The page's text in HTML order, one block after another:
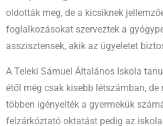
oldották meg, de a kicsiknek
foglalkozásokat szerveztek a
asszisztensek, akik az ügyeletet
A Teleki Sámuel Általános Iskola
étől még csak kisebb létszámban, de
többen igényelték a gyermekük
felzárkóztató oktatást pedig az